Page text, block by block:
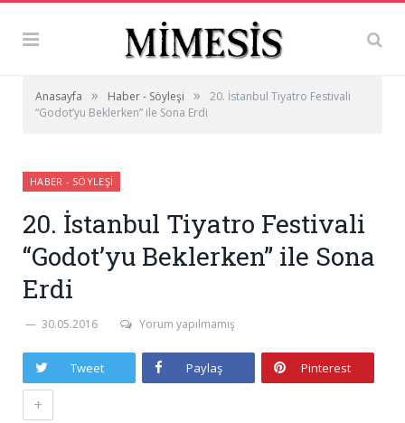
Anasayfa » Haber - Söyleşi »
20. İstanbul Tiyatro Festivali
“Godot’yu Beklerken” ile Sona Erdi
HABER - SÖYLEŞI
20. İstanbul Tiyatro Festivali
“Godot’yu Beklerken” ile Sona
Erdi
30.05.2016 Yorum yapılmamış
Tweet Paylaş Pinterest
+